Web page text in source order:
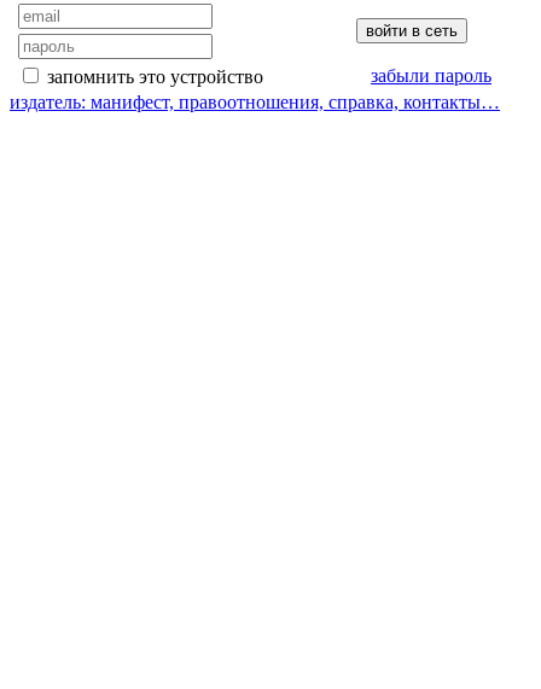
запомнить это устройство
забыли пароль
издатель: манифест, правоотношения, справка, контакты…